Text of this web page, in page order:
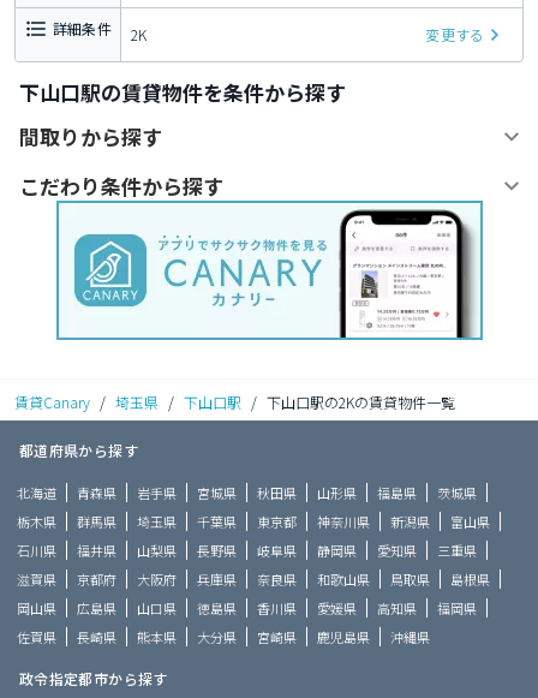
詳細条件 2K 変更する
下山口駅の賃貸物件を条件から探す
間取りから探す
こだわり条件から探す
賃貸Canary / 埼玉県 / 下山口駅 / 下山口駅の2Kの賃貸物件一覧
都道府県から探す
北海道 青森県 岩手県 宮城県 秋田県 山形県 福島県
茨城県
栃木県
群馬県 埼玉県 千葉県 東京都 神奈川県 新潟県
富山県
石川県
福井県 山梨県 長野県 岐阜県 静岡県 愛知県
三重県
滋賀県
京都府 大阪府 兵庫県 奈良県 和歌山県 鳥取県
島根県
岡山県
広島県 山口県 徳島県 香川県 愛媛県 高知県
福岡県
佐賀県
長崎県 熊本県 大分県 宮崎県 鹿児島県 沖縄県
政令指定都市から探す